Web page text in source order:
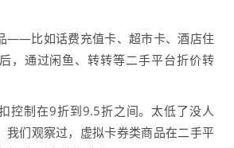
——比如话费充值卡、超市卡、酒店住
，通过闲鱼、转转等二手平台折价转
控制在9折到9.5折之间。太低了没人
我们观察过，虚拟卡券类商品在二手平